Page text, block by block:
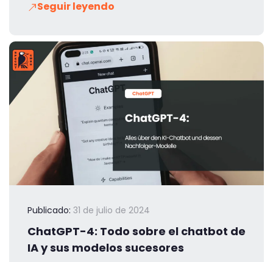
Seguir leyendo
Publicado: 31 de julio de 2024
ChatGPT-4: Todo sobre el chatbot de
IA y sus modelos sucesores